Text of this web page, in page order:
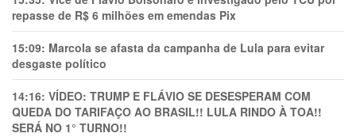
repasse de R$ 6 milhões em emendas Pix
15:09: Marcola se afasta da campanha de Lula para evitar
desgaste político
14:16: VÍDEO: TRUMP E FLÁVIO SE DESESPERAM COM
QUEDA DO TARIFAÇO AO BRASIL!! LULA RINDO À TOA!!
SERÁ NO 1° TURNO!!